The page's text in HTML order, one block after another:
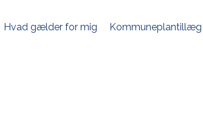
Hvad gælder for mig Kommuneplantillæg